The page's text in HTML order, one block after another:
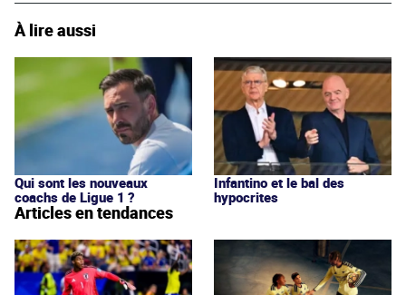
À lire aussi
Qui sont les nouveaux
coachs de Ligue 1 ?
Infantino et le bal des
hypocrites
Articles en tendances